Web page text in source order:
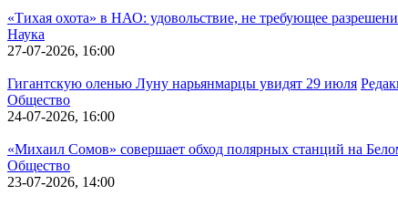
«Тихая охота» в НАО: удовольствие, не требующее
Наука
27-07-2026, 16:00
Гигантскую оленью Луну нарьянмарцы увидят 29 июля
Общество
24-07-2026, 16:00
«Михаил Сомов» совершает обход полярных станций на
Общество
23-07-2026, 14:00